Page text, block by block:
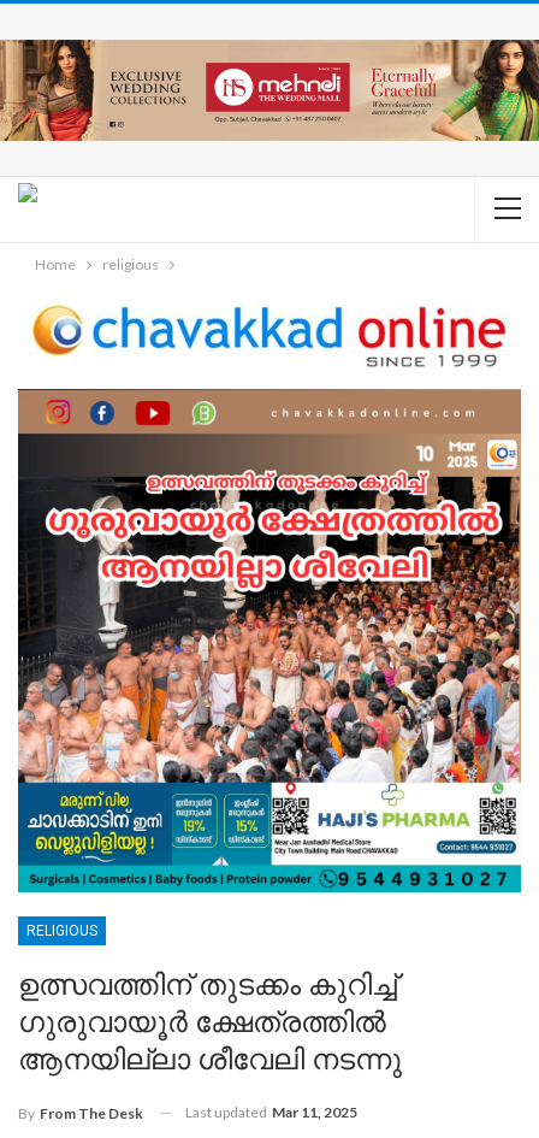
Home religious
RELIGIOUS
ഉത്സവത്തിന് തുടക്കം കുറിച്ച്
ഗുരുവായൂർ ക്ഷേത്രത്തിൽ
ആനയില്ലാ ശീവേലി നടന്നു
By From The Desk Last updated Mar 11, 2025